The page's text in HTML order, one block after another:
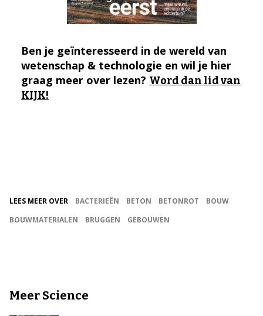
Ben je geïnteresseerd in de wereld van
wetenschap & technologie en wil je hier
graag meer over lezen? Word dan lid van
KIJK!
LEES MEER OVER BACTERIEËN BETON BETONROT
BOUW
BOUWMATERIALEN
BRUGGEN GEBOUWEN
Meer Science